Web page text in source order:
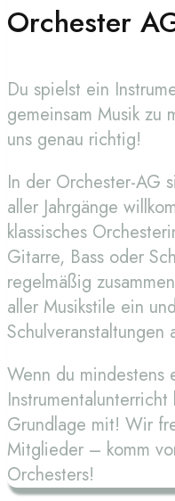
Orchester
Du spielst ein
gemeinsam Musik zu
uns genau richtig!
In der Orchester-AG
aller Jahrgänge
klassisches
Gitarre, Bass oder
regelmäßig
aller Musikstile ein
Schulveranstaltungen
Wenn du mindestens
Grundlage mit! Wir
Mitglieder – komm
Orchesters!